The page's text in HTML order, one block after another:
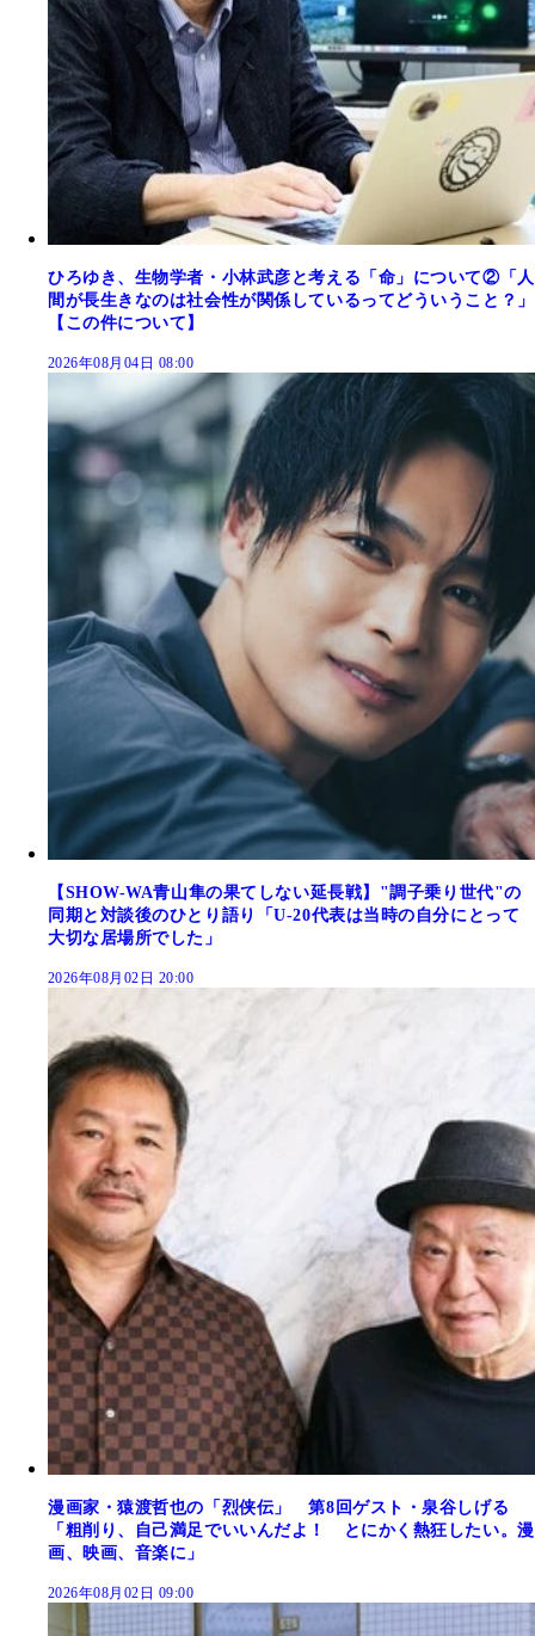
ひろゆき、生物学者・小林武彦と考える「命」について②「人
間が長生きなのは社会性が関係しているってどういうこと？」
【この件について】
2026年08月04日 08:00
【SHOW-WA青山隼の果てしない延長戦】"調子乗り世代"の
同期と対談後のひとり語り「U-20代表は当時の自分にとって
大切な居場所でした」
2026年08月02日 20:00
漫画家・猿渡哲也の「烈侠伝」 第8回ゲスト・泉谷しげる
「粗削り、自己満足でいいんだよ！ とにかく熱狂したい。漫
画、映画、音楽に」
2026年08月02日 09:00